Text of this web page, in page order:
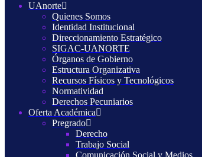
UAnorte
Quienes Somos
Identidad Institucional
Direccionamiento Estratégico
SIGAC-UANORTE
Órganos de Gobierno
Estructura Organizativa
Recursos Físicos y Tecnológicos
Normatividad
Derechos Pecuniarios
Oferta Académica
Pregrado
Derecho
Trabajo Social
Comunicación Social y Medios